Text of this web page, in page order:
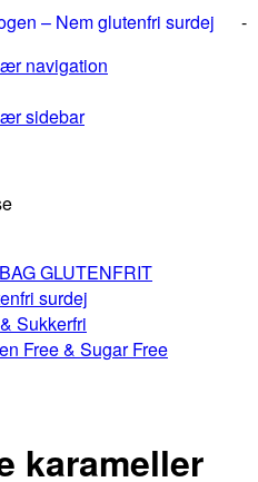
– Nem glutenfri surdej -
navigation
sidebar
GLUTENFRIT
surdej
Sukkerfri
Free & Sugar Free
karameller